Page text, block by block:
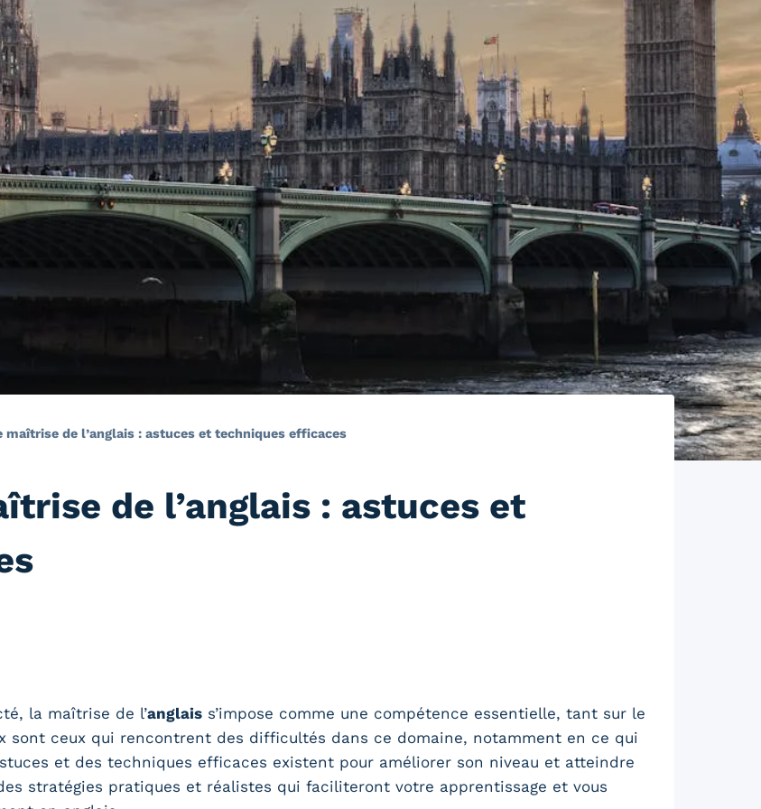
maîtrise de l’anglais : astuces et techniques efficaces
de l’anglais : astuces et
la maîtrise de l’anglais s’impose comme une compétence essentielle, tant sur le
sont ceux qui rencontrent des difficultés dans ce domaine, notamment en ce qui
et des techniques efficaces existent pour améliorer son niveau et atteindre
stratégies pratiques et réalistes qui faciliteront votre apprentissage et vous